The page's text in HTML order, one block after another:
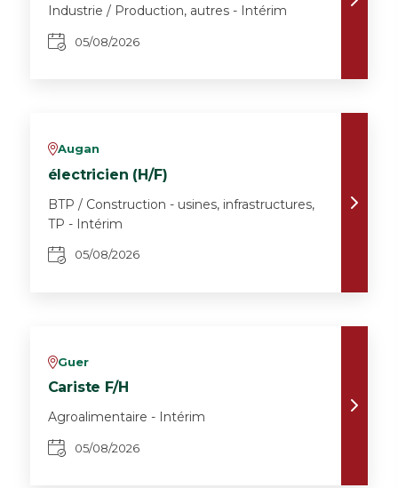
Industrie / Production, autres - Intérim
05/08/2026
vAugan
électricien (H/F)
BTP / Construction - usines, infrastructures,
TP - Intérim
05/08/2026
vGuer
Cariste F/H
Agroalimentaire - Intérim
05/08/2026